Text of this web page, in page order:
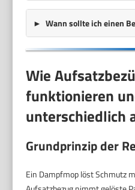
Wann sollte ich einen
Wie
funktionieren
unterschiedlich
Grundprinzip der
Ein Dampfmop löst Schmutz